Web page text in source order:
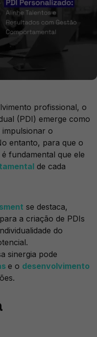
profissional, o
(PDI) emerge como
o
entanto, para que o
fundamental que ele
de cada
se destaca,
a criação de PDIs
do
sinergia pode
e o desenvolvimento